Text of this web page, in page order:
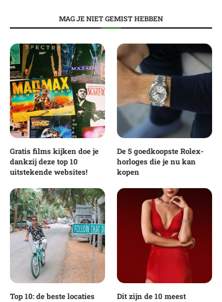
MAG JE NIET GEMIST HEBBEN
Gratis films kijken doe je
dankzij deze top 10
uitstekende websites!
De 5 goedkoopste Rolex-
horloges die je nu kan
kopen
Top 10: de beste locaties
Dit zijn de 10 meest